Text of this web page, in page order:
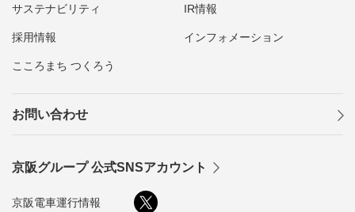
サステナビリティ IR情報
採用情報 インフォメーション
こころまち つくろう
お問い合わせ
京阪グループ 公式SNSアカウント
京阪電車運行情報